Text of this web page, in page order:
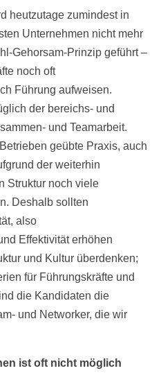
heutzutage zumindest in
Unternehmen nicht mehr
Gehorsam-Prinzip geführt –
noch oft
Führung aufweisen.
der bereichs- und
und Teamarbeit.
geübte Praxis, auch
der weiterhin
Struktur noch viele
Deshalb sollten
also
Effektivität erhöhen
und Kultur überdenken;
für Führungskräfte und
die Kandidaten die
und Networker, die wir
ist oft nicht möglich